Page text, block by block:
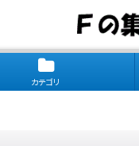
カテゴリ